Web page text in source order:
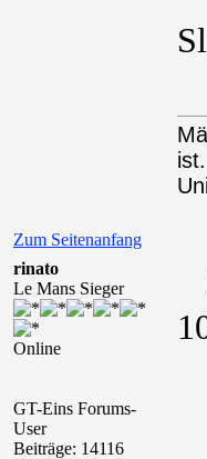
Zum Seitenanfang
rinato
Le Mans Sieger
Online
GT-Eins Forums-
User
Beiträge: 14116